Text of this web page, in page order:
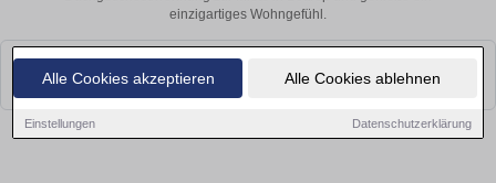
Alle Cookies akzeptieren Alle Cookies ablehnen
Einstellungen Datenschutzerklärung
einzigartiges Wohngefühl.
Leider konnten wir derzeit keine passenden Objekte finden. Schauen Sie
bald wieder vorbei!